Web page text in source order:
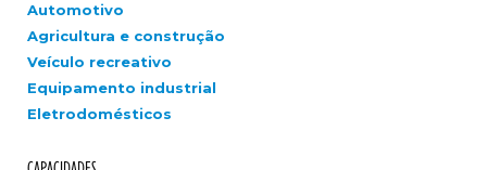
Automotivo
Agricultura e construção
Veículo recreativo
Equipamento industrial
Eletrodomésticos